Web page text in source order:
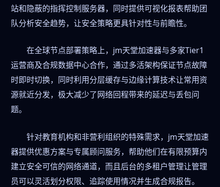
站和隐蔽的指挥控制服务器，同时提供可视化报表帮助团
队分析安全趋势，让安全策略更具针对性与前瞻性。
在全球节点部署策略上，jm天堂加速器与多家Tier1
运营商及合规数据中心合作，通过多活架构保证节点故障
时即时切换，同时利用分层缓存与边缘计算技术让常用资
源就近分发，极大减少了网络回程带来的延迟与丢包问
题。
针对教育机构和非营利组织的特殊需求，jm天堂加速
器提供优惠方案与专属顾问服务，帮助他们在有限预算内
建立安全可信的网络通道，而且后台的多租户管理让管理
员可以灵活划分权限、追踪使用情况并生成合规报告。